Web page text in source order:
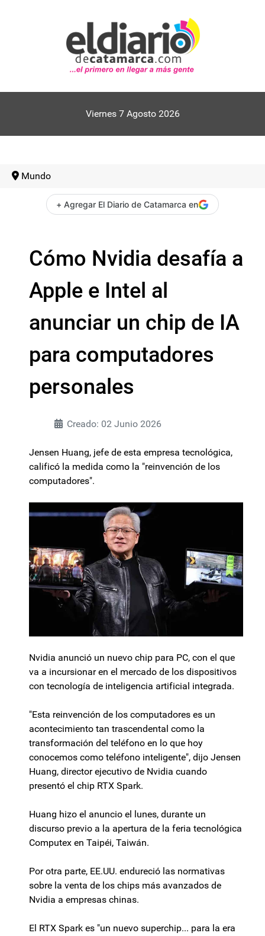
Viernes 7 Agosto 2026
Mundo
+ Agregar El Diario de Catamarca en
Cómo Nvidia desafía a
Apple e Intel al
anunciar un chip de IA
para computadores
personales
Creado: 02 Junio 2026
Jensen Huang, jefe de esta empresa tecnológica,
calificó la medida como la "reinvención de los
computadores".
Nvidia anunció un nuevo chip para PC, con el que
va a incursionar en el mercado de los dispositivos
con tecnología de inteligencia artificial integrada.
"Esta reinvención de los computadores es un
acontecimiento tan trascendental como la
transformación del teléfono en lo que hoy
conocemos como teléfono inteligente", dijo Jensen
Huang, director ejecutivo de Nvidia cuando
presentó el chip RTX Spark.
Huang hizo el anuncio el lunes, durante un
discurso previo a la apertura de la feria tecnológica
Computex en Taipéi, Taiwán.
Por otra parte, EE.UU. endureció las normativas
sobre la venta de los chips más avanzados de
Nvidia a empresas chinas.
El RTX Spark es "un nuevo superchip... para la era